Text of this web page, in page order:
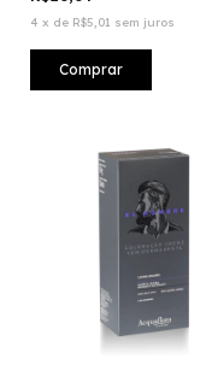
4 x de R$5,01 sem juros